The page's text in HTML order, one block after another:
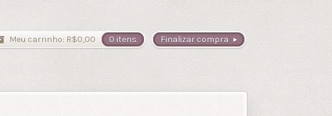
Finalizar compra
Meu carrinho: R$0,00 0 itens